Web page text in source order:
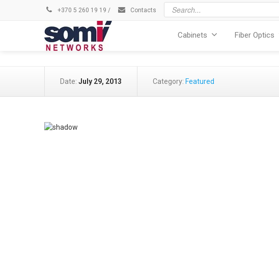
+370 5 260 19 19 / Contacts
Cabinets Fiber Optics
Date: July 29, 2013 Category: Featured